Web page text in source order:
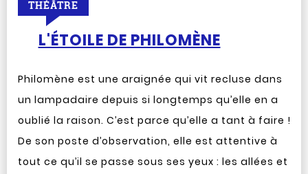
L'ÉTOILE DE PHILOMÈNE
THÉÂTRE
Philomène est une araignée qui vit recluse dans
un lampadaire depuis si longtemps qu’elle en a
oublié la raison. C’est parce qu’elle a tant à faire !
De son poste d’observation, elle est attentive à
tout ce qu’il se passe sous ses yeux : les allées et